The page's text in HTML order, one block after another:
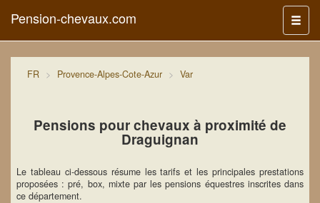
Menu
Pension-chevaux.com
FR Provence-Alpes-Cote-Azur Var
Pensions pour chevaux à proximité de
Draguignan
Le tableau ci-dessous résume les tarifs et les principales prestations
proposées : pré, box, mixte par les pensions équestres inscrites dans
ce département.